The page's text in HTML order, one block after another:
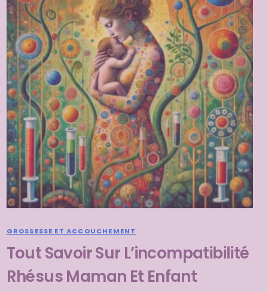
Le Blog
Articles, Podcast …
Les autres films
MERCI LE PANGOLIN ! et un jour
“Mammifère mutin” …
GROSSESSE ET ACCOUCHEMENT
Tout Savoir Sur L’incompatibilité
Rhésus Maman Et Enfant